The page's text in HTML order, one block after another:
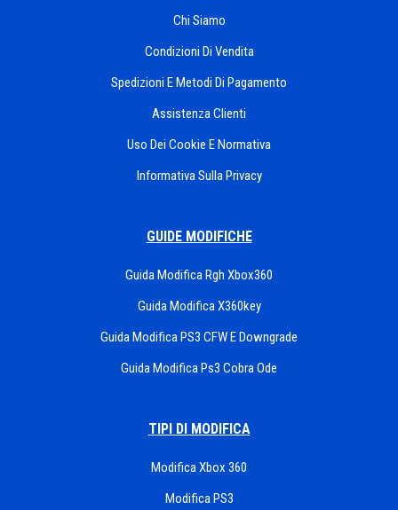
Chi Siamo
Condizioni Di Vendita
Spedizioni E Metodi Di Pagamento
Assistenza Clienti
Uso Dei Cookie E Normativa
Informativa Sulla Privacy
GUIDE MODIFICHE
Guida Modifica Rgh Xbox360
Guida Modifica X360key
Guida Modifica PS3 CFW E Downgrade
Guida Modifica Ps3 Cobra Ode
TIPI DI MODIFICA
Modifica Xbox 360
Modifica PS3